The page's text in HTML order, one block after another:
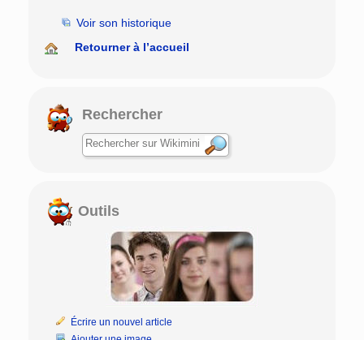
Voir son historique
Retourner à l’accueil
Rechercher
Outils
Écrire un nouvel article